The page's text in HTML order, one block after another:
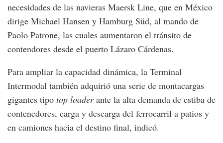
necesidades de las navieras Maersk Line, que en México
dirige Michael Hansen y Hamburg Süd, al mando de
Paolo Patrone, las cuales aumentaron el tránsito de
contendores desde el puerto Lázaro Cárdenas.
Para ampliar la capacidad dinámica, la Terminal
Intermodal también adquirió una serie de montacargas
gigantes tipo top loaderante la alta demanda de estiba de
contenedores, carga y descarga del ferrocarril a patios y
en camiones hacia el destino final, indicó.